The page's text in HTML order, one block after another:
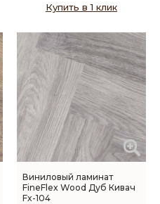
Купить в 1 клик
Виниловый ламинат
FineFlex Wood Дуб Кивач
Fx-104